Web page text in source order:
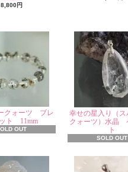
8,800円
クォーツ ブレ
ト 11mm
OUT
幸せの星入り（ス
クォーツ）水晶
ト
SOLD OUT